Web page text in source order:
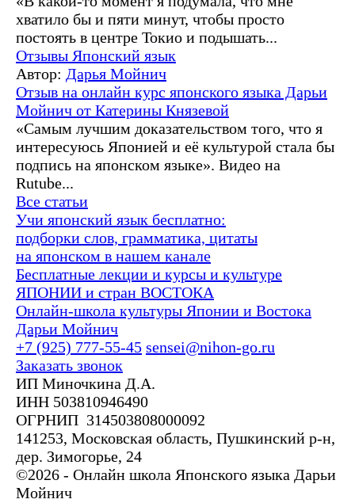
хватило бы и пяти минут, чтобы просто
постоять в центре Токио и подышать...
Отзывы Японский язык
Автор: Дарья Мойнич
Отзыв на онлайн курс японского языка Дарьи
Мойнич от Катерины Князевой
«Самым лучшим доказательством того, что я
интересуюсь Японией и её культурой стала бы
подпись на японском языке». Видео на
Rutube...
Все статьи
Учи японский язык бесплатно:
подборки слов, грамматика, цитаты
на японском в нашем канале
Бесплатные лекции и курсы и культуре
ЯПОНИИ и стран ВОСТОКА
Онлайн-школа культуры Японии и Востока
Дарьи Мойнич
+7 (925) 777-55-45 sensei@nihon-go.ru
Заказать звонок
ИП Миночкина Д.А.
ИНН 503810946490
ОГРНИП 314503808000092
141253, Московская область, Пушкинский р-н,
дер. Зимогорье, 24
©2026 - Онлайн школа Японского языка Дарьи
Мойнич